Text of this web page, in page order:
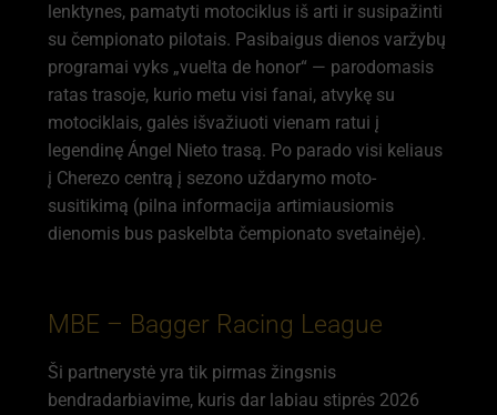
lenktynes, pamatyti motociklus iš arti ir susipažinti
su čempionato pilotais. Pasibaigus dienos varžybų
programai vyks „vuelta de honor“ — parodomasis
ratas trasoje, kurio metu visi fanai, atvykę su
motociklais, galės išvažiuoti vienam ratui į
legendinę Ángel Nieto trasą. Po parado visi keliaus
į Cherezo centrą į sezono uždarymo moto-
susitikimą (pilna informacija artimiausiomis
dienomis bus paskelbta čempionato svetainėje).
MBE – Bagger Racing League
Ši partnerystė yra tik pirmas žingsnis
bendradarbiavime, kuris dar labiau stiprės 2026